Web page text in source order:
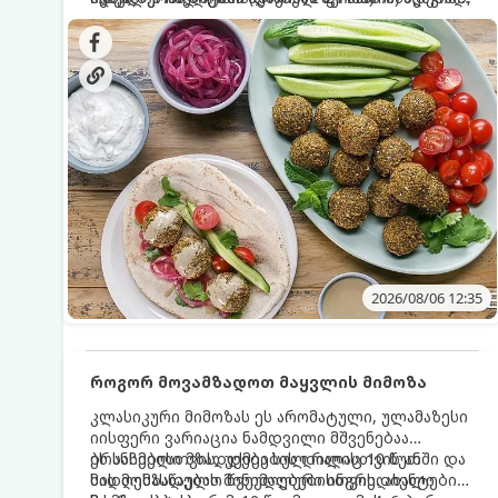
სალათებთან ერთად ან ტახინის (სესამის)
სოუსთან მირთმევისთვის.
იდეალურად შეინარჩუნოს და არ დაიშალოს.
დრო: 10–15 წუთი ულუფა: 20–24 ცალი ბურთულა
(4–6 პორცია)
2026/08/06 12:35
როგორ მოვამზადოთ მაყვლის მიმოზა
კლასიკური მიმოზას ეს არომატული, ულამაზესი
იისფერი ვარიაცია ნამდვილი მშვენებაა
ბრანჩებისთვის, უქმეების დილისთვის ან
სადღესასწაულო წვეულებებისთვის. ახალი
ეს სასმელი მზადდება სულ რაღაც 10 წუთში და
მის მომზადებას მინიმალური ინგრედიენტები